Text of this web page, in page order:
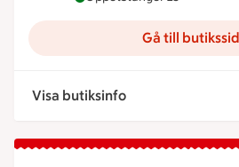
Gå till
Visa butiksinfo